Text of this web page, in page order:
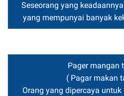
Seseorang yang
yang mempunyai banyak
Pager mangan
( Pagar makan
Orang yang dipercaya